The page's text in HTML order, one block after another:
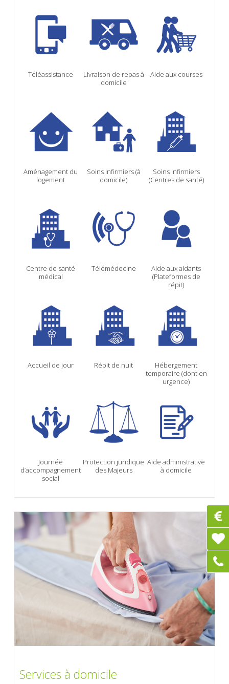
Téléassistance
Livraison de repas à
domicile
Aide aux courses
Aménagement du
logement
Soins infirmiers (à
domicile)
Soins infirmiers
(Centres de santé)
Centre de santé
médical
Télémédecine
Aide aux aidants
(Plateformes de
répit)
Accueil de jour Répit de nuit
Hébergement
temporaire (dont en
urgence)
Journée
d’accompagnement
social
Protection juridique
des Majeurs
Aide administrative
à domicile
Services à domicile